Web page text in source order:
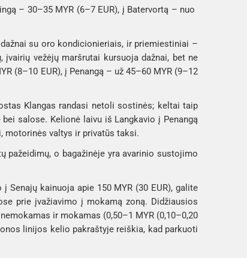
– 30–35 MYR (6–7 EUR), į Batervortą – nuo
su oro kondicionieriais, ir priemiestiniai –
vežėjų maršrutai kursuoja dažnai, bet ne
(8–10 EUR), į Penangą – už 45–60 MYR (9–12
Klangas randasi netoli sostinės; keltai taip
salose. Kelionė laivu iš Langkavio į Penangą
motorinės valtys ir privatūs taksi.
pažeidimų, o bagažinėje yra avarinio sustojimo
kainuoja apie 150 MYR (30 EUR), galite
prie įvažiavimo į mokamą zoną. Didžiausios
ir mokamas (0,50–1 MYR (0,10–0,20
linijos kelio pakraštyje reiškia, kad parkuoti